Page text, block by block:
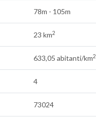
78m - 105m
23 km2
633,05 abitanti/km2
4
73024